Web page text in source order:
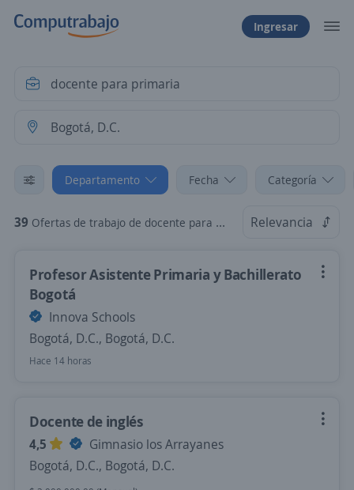
Ingresar
Departamento Fecha Categoría
39 Ofertas de trabajo de docente para primaria en Bogotá, D.C., Bogotá, D.C. Relevancia
Profesor Asistente Primaria y Bachillerato
Bogotá
Innova Schools
Bogotá, D.C., Bogotá, D.C.
Hace 14 horas
Docente de inglés
4,5
Gimnasio los Arrayanes
Bogotá, D.C., Bogotá, D.C.